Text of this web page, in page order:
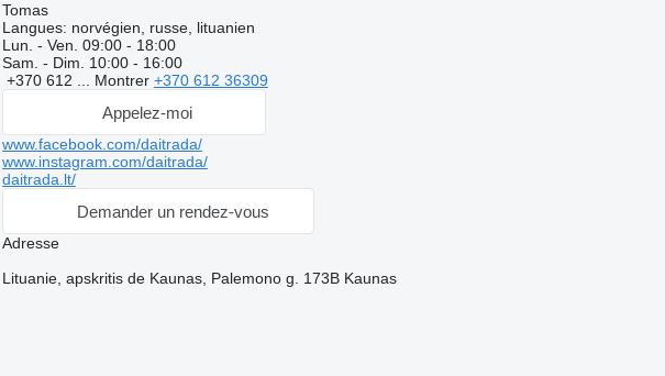
Tomas
Langues: norvégien, russe, lituanien
Lun. - Ven. 09:00 - 18:00
Sam. - Dim. 10:00 - 16:00
+370 612 ... Montrer +370 612 36309
Appelez-moi
www.facebook.com/daitrada/
www.instagram.com/daitrada/
daitrada.lt/
Demander un rendez-vous
Adresse
Lituanie, apskritis de Kaunas, Palemono g. 173B Kaunas